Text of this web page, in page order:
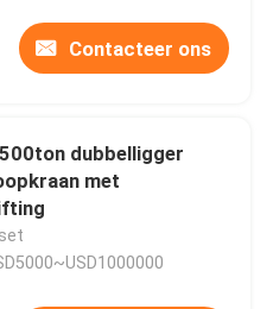
Contacteer ons
dubbelligger
met